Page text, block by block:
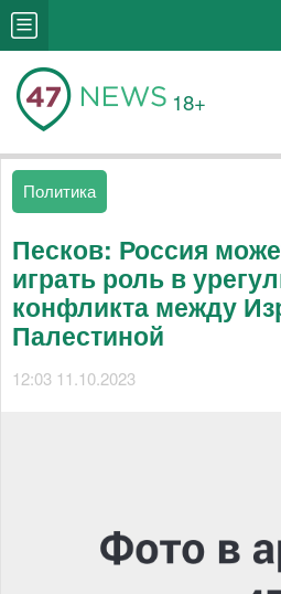
18+
Политика
Песков: Россия
играть роль в
конфликта между
Палестиной
12:03 11.10.2023